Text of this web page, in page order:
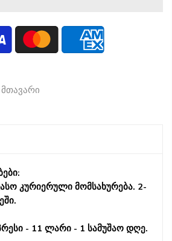
მთავარი
კურიერული მომსახურება. 2-
- 11 ლარი - 1 სამუშაო დღე.